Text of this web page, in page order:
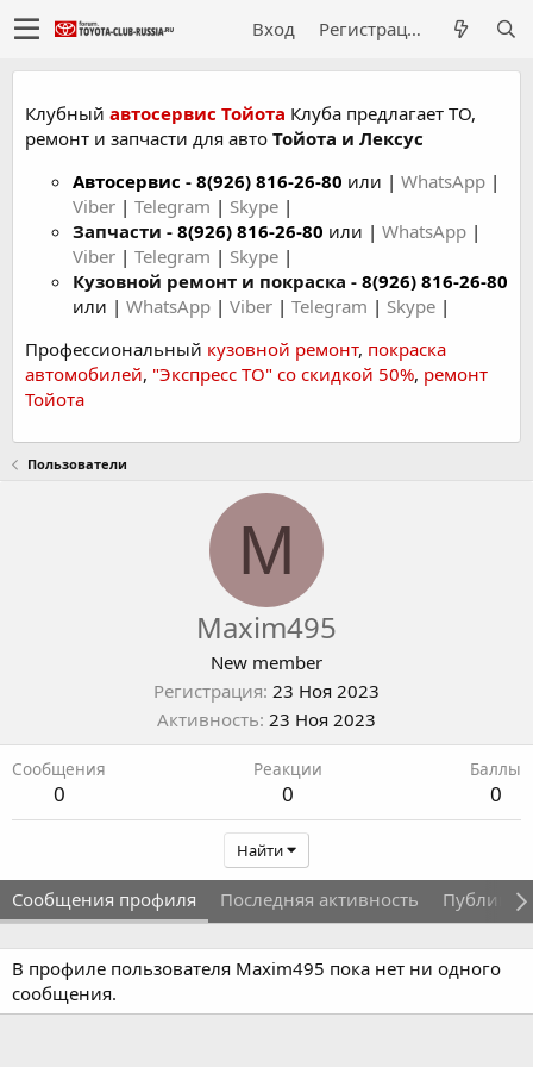
Вход Регистрация
Клубный автосервис Тойота Клуба предлагает ТО,
ремонт и запчасти для авто Тойота и Лексус
Автосервис - 8(926) 816-26-80 или | WhatsApp |
Viber | Telegram | Skype |
Запчасти - 8(926) 816-26-80 или | WhatsApp |
Viber | Telegram | Skype |
Кузовной ремонт и покраска - 8(926) 816-26-80
или | WhatsApp | Viber | Telegram | Skype |
Профессиональный кузовной ремонт, покраска
автомобилей, "Экспресс ТО" со скидкой 50%, ремонт
Тойота
Пользователи
M
Maxim495
New member
Регистрация 23 Ноя 2023
Активность 23 Ноя 2023
Сообщения
0
Реакции
0
Баллы
0
Найти
Сообщения профиля Последняя активность
В профиле пользователя Maxim495 пока нет ни одного
сообщения.